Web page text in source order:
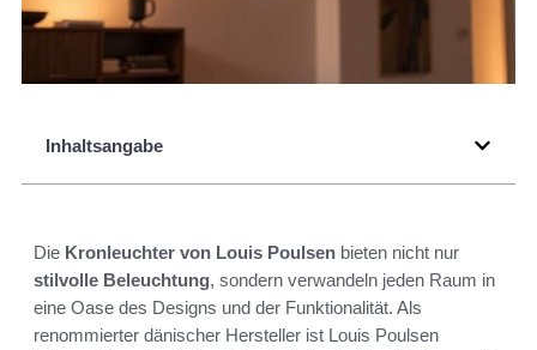
Inhaltsangabe
Die Kronleuchter von Louis Poulsen bieten nicht nur
stilvolle Beleuchtung, sondern verwandeln jeden Raum in
eine Oase des Designs und der Funktionalität. Als
renommierter dänischer Hersteller ist Louis Poulsen